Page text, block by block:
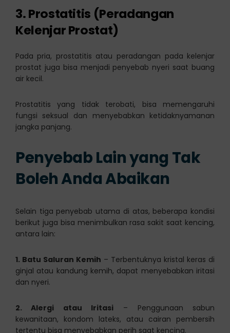
3. Prostatitis (Peradangan
Kelenjar Prostat)
Pada pria, prostatitis atau peradangan pada kelenjar
prostat juga bisa menjadi penyebab nyeri saat buang
air kecil.
Prostatitis yang tidak terobati, bisa memengaruhi
fungsi seksual dan menyebabkan ketidaknyamanan
jangka panjang.
Penyebab Lain yang Tak
Boleh Anda Abaikan
Selain tiga penyebab utama di atas, beberapa kondisi
berikut juga bisa menimbulkan rasa sakit saat kencing,
antara lain:
1. Batu Saluran Kemih – Terbentuknya kristal keras di
ginjal atau kandung kemih, dapat menyebabkan iritasi
dan nyeri.
2. Alergi atau Iritasi – Penggunaan sabun
kewanitaan, kondom lateks, atau cairan pembersih
tertentu bisa menyebabkan perih saat kencing.